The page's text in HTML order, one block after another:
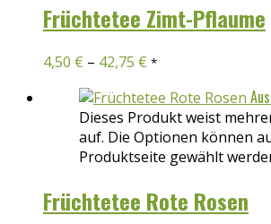
Früchtetee Zimt-Pflaume
4,50 € – 42,75 € *
Dieses Produkt weist
auf. Die Optionen können
Produktseite gewählt
Früchtetee Rote Rosen